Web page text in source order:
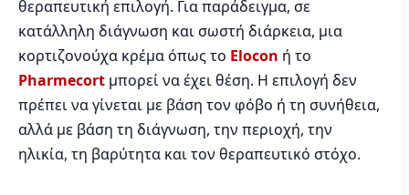
θεραπευτική επιλογή. Για παράδειγμα, σε
κατάλληλη διάγνωση και σωστή διάρκεια, μια
κορτιζονούχα κρέμα όπως το Elocon ή το
Pharmecort μπορεί να έχει θέση. Η επιλογή δεν
πρέπει να γίνεται με βάση τον φόβο ή τη συνήθεια,
αλλά με βάση τη διάγνωση, την περιοχή, την
ηλικία, τη βαρύτητα και τον θεραπευτικό στόχο.